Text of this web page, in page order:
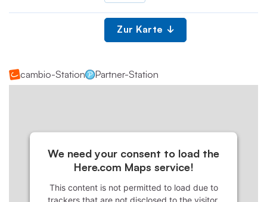
Zur Karte
cambio-Station Partner-Station
We need your consent to load the
Here.com Maps service!
This content is not permitted to load due to
trackers that are not disclosed to the visitor.